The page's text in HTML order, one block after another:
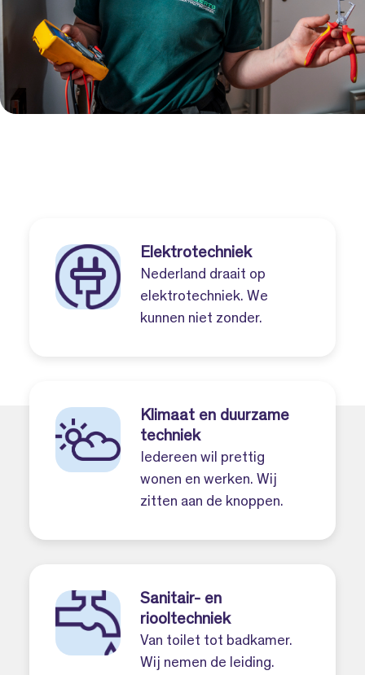
Elektrotechniek
Nederland draait op
elektrotechniek. We
kunnen niet zonder.
Klimaat en duurzame
techniek
Iedereen wil prettig
wonen en werken. Wij
zitten aan de knoppen.
Sanitair- en
riooltechniek
Van toilet tot badkamer.
Wij nemen de leiding.